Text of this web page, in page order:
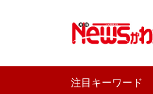
注目キーワード